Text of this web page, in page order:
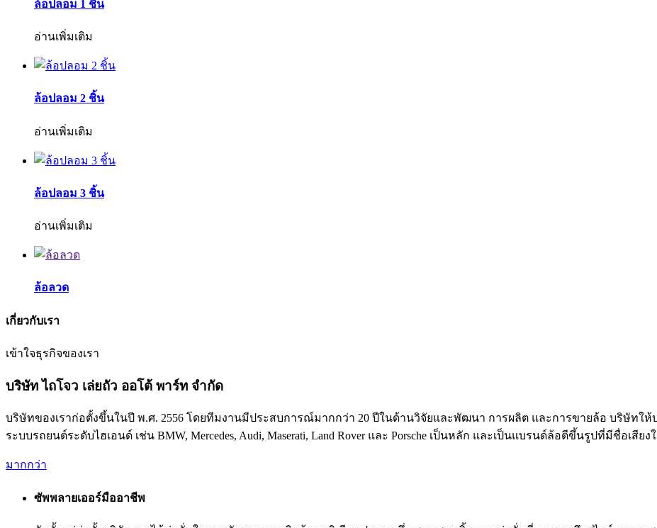
ล้อปลอม 1 ชิ้น
อ่านเพิ่มเติม
ล้อปลอม 2 ชิ้น
อ่านเพิ่มเติม
ล้อปลอม 3 ชิ้น
อ่านเพิ่มเติม
ล้อลวด
เกี่ยวกับเรา
เข้าใจธุรกิจของเรา
บริษัท ไถโจว เล่ยถัว ออโต้ พาร์ท จำกัด
บริษัทของเราก่อตั้งขึ้นในปี พ.ศ. 2556 โดยทีมงานมีประสบการณ์มากกว่า 20 ปีในด้านวิจัยและพัฒนา การผลิต และการขายล้อ บริษัท
ระบบรถยนต์ระดับไฮเอนด์ เช่น BMW, Mercedes, Audi, Maserati, Land Rover และ Porsche เป็นหลัก และเป็นแบรนด์ล้อตีขึ้นรูปที่มีชื่อเสียง
มากกว่า
ซัพพลายเออร์มืออาชีพ